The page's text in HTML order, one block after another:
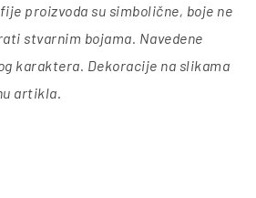
proizvoda su simbolične, boje ne
stvarnim bojama. Navedene
karaktera. Dekoracije na slikama
artikla